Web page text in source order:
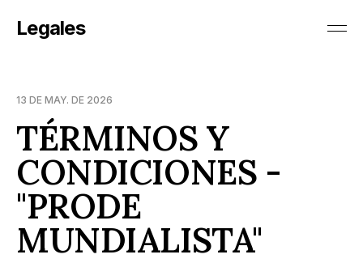
Legales
13 DE MAY. DE 2026
TÉRMINOS Y
CONDICIONES -
"PRODE
MUNDIALISTA"